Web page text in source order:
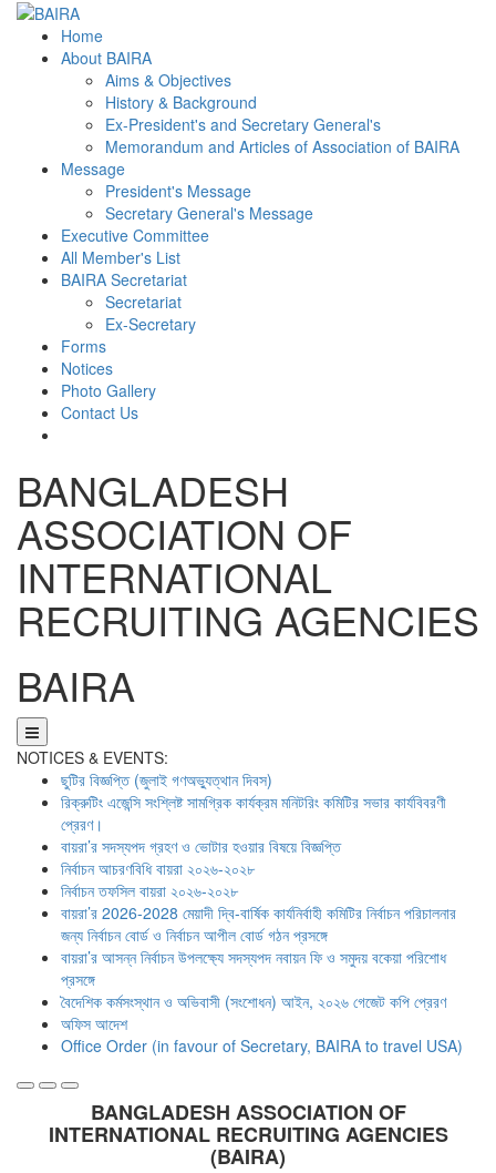
Home
About BAIRA
Aims & Objectives
History & Background
Ex-President's and Secretary General's
Memorandum and Articles of Association of BAIRA
Message
President's Message
Secretary General's Message
Executive Committee
All Member's List
BAIRA Secretariat
Secretariat
Ex-Secretary
Forms
Notices
Photo Gallery
Contact Us
BANGLADESH
ASSOCIATION OF
INTERNATIONAL
RECRUITING AGENCIES
BAIRA
NOTICES & EVENTS:
ছুটির বিজ্ঞপ্তি (জুলাই গণঅভ্যুত্থান দিবস)
রিক্রুটিং এজেন্সি সংশ্লিষ্ট সামগ্রিক কার্যক্রম মনিটরিং কমিটির সভার কার্যবিবরণী
প্রেরণ।
বায়রা’র সদস্যপদ গ্রহণ ও ভোটার হওয়ার বিষয়ে বিজ্ঞপ্তি
নির্বাচন আচরণবিধি বায়রা ২০২৬-২০২৮
নির্বাচন তফসিল বায়রা ২০২৬-২০২৮
বায়রা’র 2026-2028 মেয়াদী দ্বি-বার্ষিক কার্যনির্বাহী কমিটির নির্বাচন পরিচালনার
জন্য নির্বাচন বোর্ড ও নির্বাচন আপীল বোর্ড গঠন প্রসঙ্গে
বায়রা’র আসন্ন নির্বাচন উপলক্ষ্যে সদস্যপদ নবায়ন ফি ও সমুদয় বকেয়া পরিশোধ
প্রসঙ্গে
বৈদেশিক কর্মসংস্থান ও অভিবাসী (সংশোধন) আইন, ২০২৬ গেজেট কপি প্রেরণ
অফিস আদেশ
Office Order (in favour of Secretary, BAIRA to travel USA)
BANGLADESH ASSOCIATION OF
INTERNATIONAL RECRUITING AGENCIES
(BAIRA)